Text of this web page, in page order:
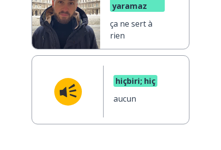
yaramaz
ça ne sert à
rien
hiçbiri; hiç
aucun